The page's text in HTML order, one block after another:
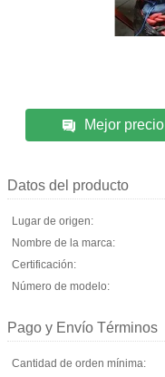
Mejor precio
Datos del producto
Lugar de origen:
Nombre de la marca:
Certificación:
Número de modelo:
Pago y Envío Términos
Cantidad de orden mínima: